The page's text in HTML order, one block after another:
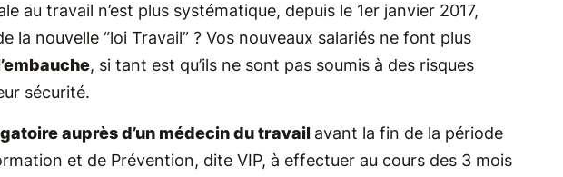
au travail n’est plus systématique, depuis le 1er janvier 2017,
la nouvelle “loi Travail” ? Vos nouveaux salariés ne font plus
, si tant est qu’ils ne sont pas soumis à des risques
sécurité.
auprès d’un médecin du travail avant la fin de la période
et de Prévention, dite VIP, à effectuer au cours des 3 mois